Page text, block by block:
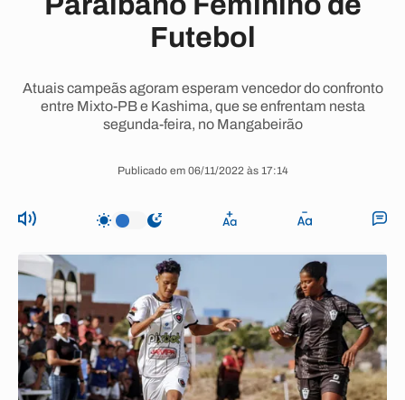
Futebol
Atuais campeãs agoram esperam vencedor do confronto
entre Mixto-PB e Kashima, que se enfrentam nesta
segunda-feira, no Mangabeirão
Publicado em 06/11/2022 às 17:14